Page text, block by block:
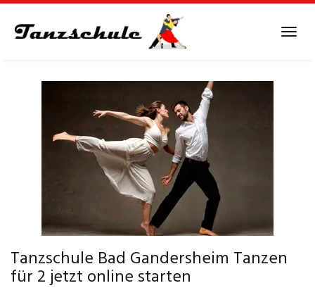
Tanzschule Bad Gandersheim Tanzen
für 2 jetzt online starten